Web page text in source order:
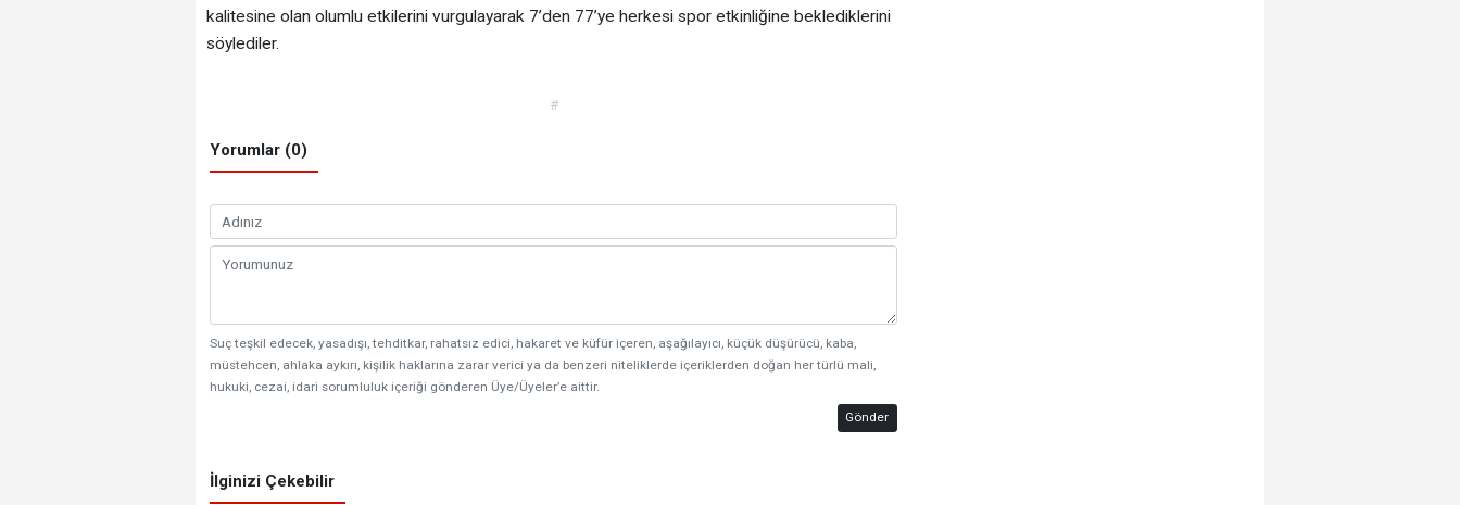
kalitesine olan olumlu etkilerini vurgulayarak 7’den 77’ye herkesi spor etkinliğine beklediklerini
söylediler.
#
Yorumlar (0)
Suç teşkil edecek, yasadışı, tehditkar, rahatsız edici, hakaret ve küfür içeren, aşağılayıcı, küçük düşürücü, kaba,
müstehcen, ahlaka aykırı, kişilik haklarına zarar verici ya da benzeri niteliklerde içeriklerden doğan her türlü mali,
hukuki, cezai, idari sorumluluk içeriği gönderen Üye/Üyeler’e aittir.
Gönder
İlginizi Çekebilir